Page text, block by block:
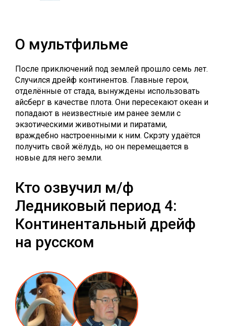
О мультфильме
После приключений под землей прошло семь лет.
Случился дрейф континентов. Главные герои,
отделённые от стада, вынуждены использовать
айсберг в качестве плота. Они пересекают океан и
попадают в неизвестные им ранее земли с
экзотическими животными и пиратами,
враждебно настроенными к ним. Скрэту удаётся
получить свой жёлудь, но он перемещается в
новые для него земли.
Кто озвучил м/ф
Ледниковый период 4:
Континентальный дрейф
на русском